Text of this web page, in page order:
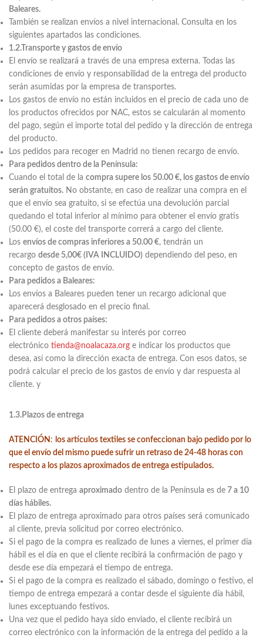
Baleares.
También se realizan envíos a nivel internacional. Consulta en los
siguientes apartados las condiciones.
1.2.Transporte y gastos de envío
El envío se realizará a través de una empresa externa. Todas las
condiciones de envío y responsabilidad de la entrega del producto
serán asumidas por la empresa de transportes.
Los gastos de envío no están incluidos en el precio de cada uno de
los productos ofrecidos por NAC, estos se calcularán al momento
del pago, según el importe total del pedido y la dirección de entrega
del producto.
Los pedidos para recoger en Madrid no tienen recargo de envío.
Para pedidos dentro de la Península:
Cuando el total de la compra supere los 50.00 €, los gastos de envío
serán gratuitos. No obstante, en caso de realizar una compra en el
que el envío sea gratuito, si se efectúa una devolución parcial
quedando el total inferior al mínimo para obtener el envío gratis
(50.00 €), el coste del transporte correrá a cargo del cliente.
Los envíos de compras inferiores a 50.00 €, tendrán un
recargo desde 5,00€ (IVA INCLUIDO) dependiendo del peso, en
concepto de gastos de envío.
Para pedidos a Baleares:
Los envíos a Baleares pueden tener un recargo adicional que
aparecerá desglosado en el precio final.
Para pedidos a otros países:
El cliente deberá manifestar su interés por correo
electrónico tienda@noalacaza.org e indicar los productos que
desea, así como la dirección exacta de entrega. Con esos datos, se
podrá calcular el precio de los gastos de envío y dar respuesta al
cliente. y
1.3.Plazos de entrega
ATENCIÓN : los artículos textiles se confeccionan bajo pedido por lo
que el envío del mismo puede sufrir un retraso de 24-48 horas con
respecto a los plazos aproximados de entrega estipulados.
El plazo de entrega aproximado dentro de la Península es de 7 a 10
días hábiles.
El plazo de entrega aproximado para otros países será comunicado
al cliente, previa solicitud por correo electrónico.
Si el pago de la compra es realizado de lunes a viernes, el primer día
hábil es el día en que el cliente recibirá la confirmación de pago y
desde ese día empezará el tiempo de entrega.
Si el pago de la compra es realizado el sábado, domingo o festivo, el
tiempo de entrega empezará a contar desde el siguiente día hábil,
lunes exceptuando festivos.
Una vez que el pedido haya sido enviado, el cliente recibirá un
correo electrónico con la información de la entrega del pedido a la